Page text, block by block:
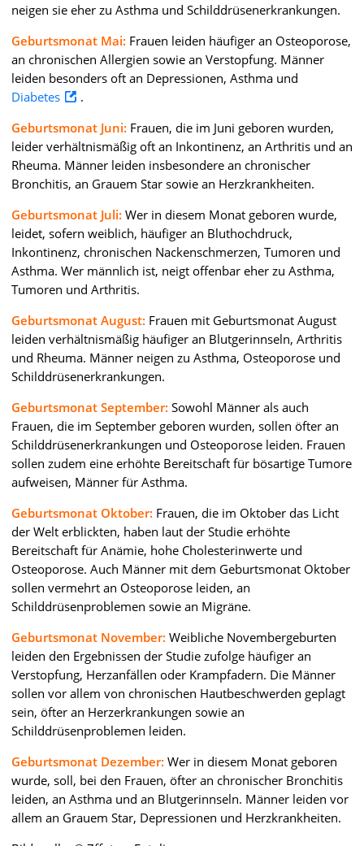
neigen sie eher zu Asthma und Schilddrüsenerkrankungen.
Geburtsmonat Mai: Frauen leiden häufiger an Osteoporose,
an chronischen Allergien sowie an Verstopfung. Männer
leiden besonders oft an Depressionen, Asthma und
Diabetes
.
Geburtsmonat Juni: Frauen, die im Juni geboren wurden,
leider verhältnismäßig oft an Inkontinenz, an Arthritis und an
Rheuma. Männer leiden insbesondere an chronischer
Bronchitis, an Grauem Star sowie an Herzkrankheiten.
Geburtsmonat Juli: Wer in diesem Monat geboren wurde,
leidet, sofern weiblich, häufiger an Bluthochdruck,
Inkontinenz, chronischen Nackenschmerzen, Tumoren und
Asthma. Wer männlich ist, neigt offenbar eher zu Asthma,
Tumoren und Arthritis.
Geburtsmonat August: Frauen mit Geburtsmonat August
leiden verhältnismäßig häufiger an Blutgerinnseln, Arthritis
und Rheuma. Männer neigen zu Asthma, Osteoporose und
Schilddrüsenerkrankungen.
Geburtsmonat September: Sowohl Männer als auch
Frauen, die im September geboren wurden, sollen öfter an
Schilddrüsenerkrankungen und Osteoporose leiden. Frauen
sollen zudem eine erhöhte Bereitschaft für bösartige Tumore
aufweisen, Männer für Asthma.
Geburtsmonat Oktober: Frauen, die im Oktober das Licht
der Welt erblickten, haben laut der Studie erhöhte
Bereitschaft für Anämie, hohe Cholesterinwerte und
Osteoporose. Auch Männer mit dem Geburtsmonat Oktober
sollen vermehrt an Osteoporose leiden, an
Schilddrüsenproblemen sowie an Migräne.
Geburtsmonat November: Weibliche Novembergeburten
leiden den Ergebnissen der Studie zufolge häufiger an
Verstopfung, Herzanfällen oder Krampfadern. Die Männer
sollen vor allem von chronischen Hautbeschwerden geplagt
sein, öfter an Herzerkrankungen sowie an
Schilddrüsenproblemen leiden.
Geburtsmonat Dezember: Wer in diesem Monat geboren
wurde, soll, bei den Frauen, öfter an chronischer Bronchitis
leiden, an Asthma und an Blutgerinnseln. Männer leiden vor
allem an Grauem Star, Depressionen und Herzkrankheiten.